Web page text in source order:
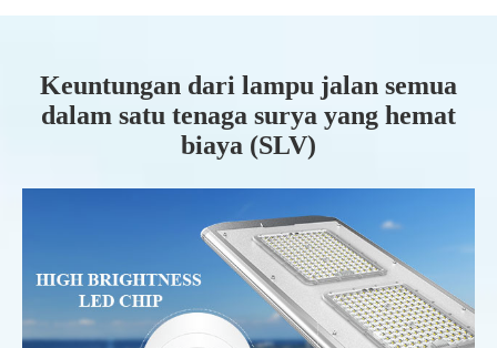
Keuntungan dari lampu jalan semua
dalam satu tenaga surya yang hemat
biaya (SLV)